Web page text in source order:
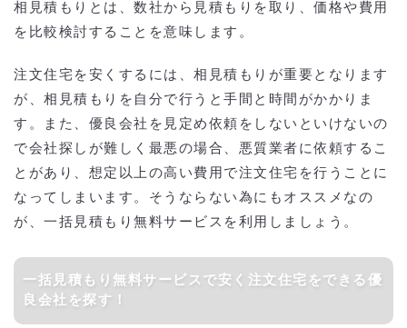
相見積もりとは、数社から見積もりを取り、価格や費用
を比較検討することを意味します。
注文住宅を安くするには、相見積もりが重要となります
が、相見積もりを自分で行うと手間と時間がかかりま
す。また、優良会社を見定め依頼をしないといけないの
で会社探しが難しく最悪の場合、悪質業者に依頼するこ
とがあり、想定以上の高い費用で注文住宅を行うことに
なってしまいます。そうならない為にもオススメなの
が、一括見積もり無料サービスを利用しましょう。
一括見積もり無料サービスで安く注文住宅をできる優
良会社を探す！